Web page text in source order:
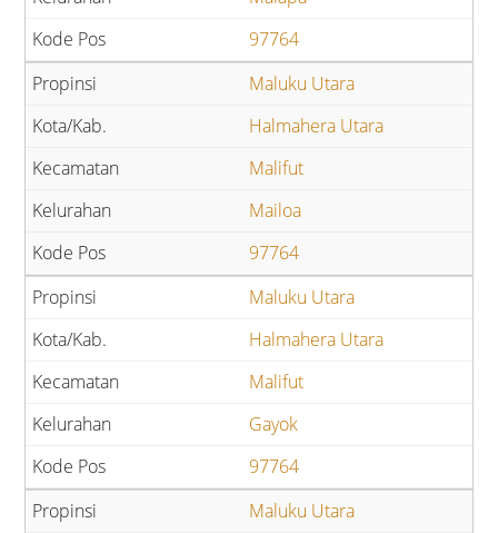
97764
Maluku Utara
Halmahera Utara
Malifut
Mailoa
97764
Maluku Utara
Halmahera Utara
Malifut
Gayok
97764
Maluku Utara